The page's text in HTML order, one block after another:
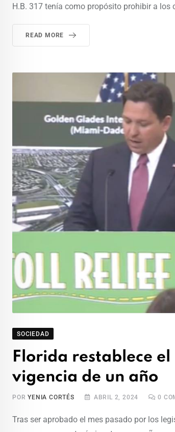
H.B. 317 tenía como propósito prohibir a los
READ MORE
SOCIEDAD
Florida restablece
vigencia de un año
PORYENIA CORTÉS ABRIL 2, 2024 0
Tras ser aprobado el mes pasado por los